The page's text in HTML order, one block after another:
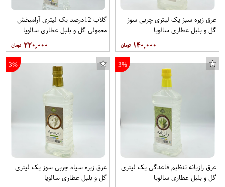
عرق زیره سبز یک لیتری چربی سوز
گل و بلبل عطاری سالویا
۱۴۰,۰۰۰
گلاب 12درصد یک لیتری آرامبخش
معمولی گل و بلبل عطاری سالویا
۲۲۰,۰۰۰
3%
عرق رازیانه تنظبم قاعدگی یک لیتری
گل و بلبل عطاری سالویا
3%
عرق زیره سیاه چربی سوز یک لیتری
گل و بلبل عطاری سالویا